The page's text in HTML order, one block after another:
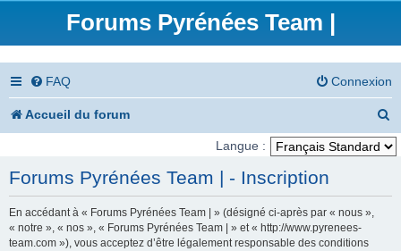
Forums Pyrénées Team |
FAQ Connexion
Accueil du forum
e
h
Langue :
Forums Pyrénées Team | - Inscription
En accédant à « Forums Pyrénées Team | » (désigné ci-après par « nous »,
« notre », « nos », « Forums Pyrénées Team | » et « http://www.pyrenees-
team.com »), vous acceptez d’être légalement responsable des conditions